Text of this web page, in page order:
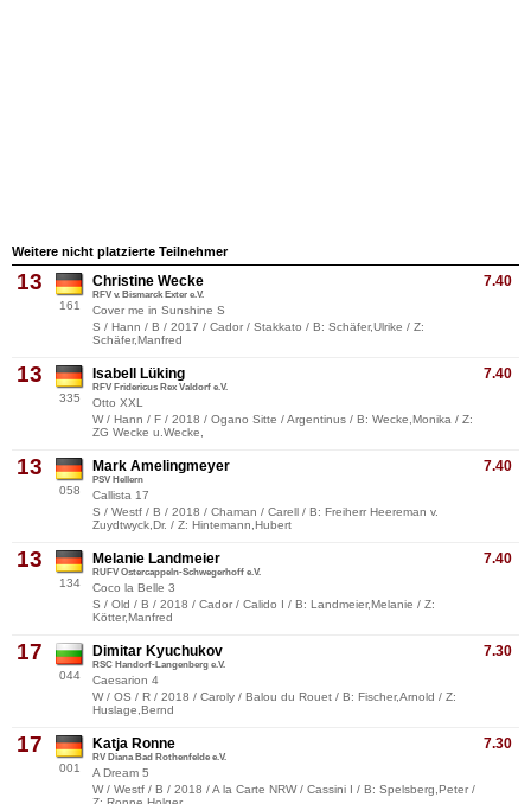
Weitere nicht platzierte Teilnehmer
13
161
7.40
Christine Wecke
RFV v. Bismarck Exter e.V.
Cover me in Sunshine S
S / Hann / B / 2017 / Cador / Stakkato / B: Schäfer,Ulrike / Z:
Schäfer,Manfred
13
335
7.40
Isabell Lüking
RFV Fridericus Rex Valdorf e.V.
Otto XXL
W / Hann / F / 2018 / Ogano Sitte / Argentinus / B: Wecke,Monika / Z:
ZG Wecke u.Wecke,
13
058
7.40
Mark Amelingmeyer
PSV Hellern
Callista 17
S / Westf / B / 2018 / Chaman / Carell / B: Freiherr Heereman v.
Zuydtwyck,Dr. / Z: Hintemann,Hubert
13
134
7.40
Melanie Landmeier
RUFV Ostercappeln-Schwegerhoff e.V.
Coco la Belle 3
S / Old / B / 2018 / Cador / Calido I / B: Landmeier,Melanie / Z:
Kötter,Manfred
17
044
7.30
Dimitar Kyuchukov
RSC Handorf-Langenberg e.V.
Caesarion 4
W / OS / R / 2018 / Caroly / Balou du Rouet / B: Fischer,Arnold / Z:
Huslage,Bernd
17
001
7.30
Katja Ronne
RV Diana Bad Rothenfelde e.V.
A Dream 5
W / Westf / B / 2018 / A la Carte NRW / Cassini I / B: Spelsberg,Peter /